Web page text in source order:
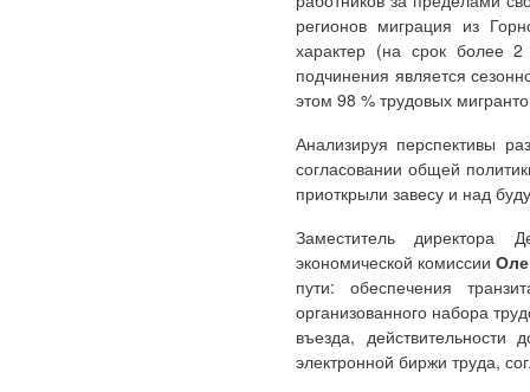
регионов миграция из
характер (на срок более 2
подчинения является
этом 98 % трудовых
Анализируя перспективы
согласовании общей
приоткрыли завесу и над
Заместитель директора
экономической комиссии
пути: обеспечения
организованного набора
въезда,
электронной биржи труда,